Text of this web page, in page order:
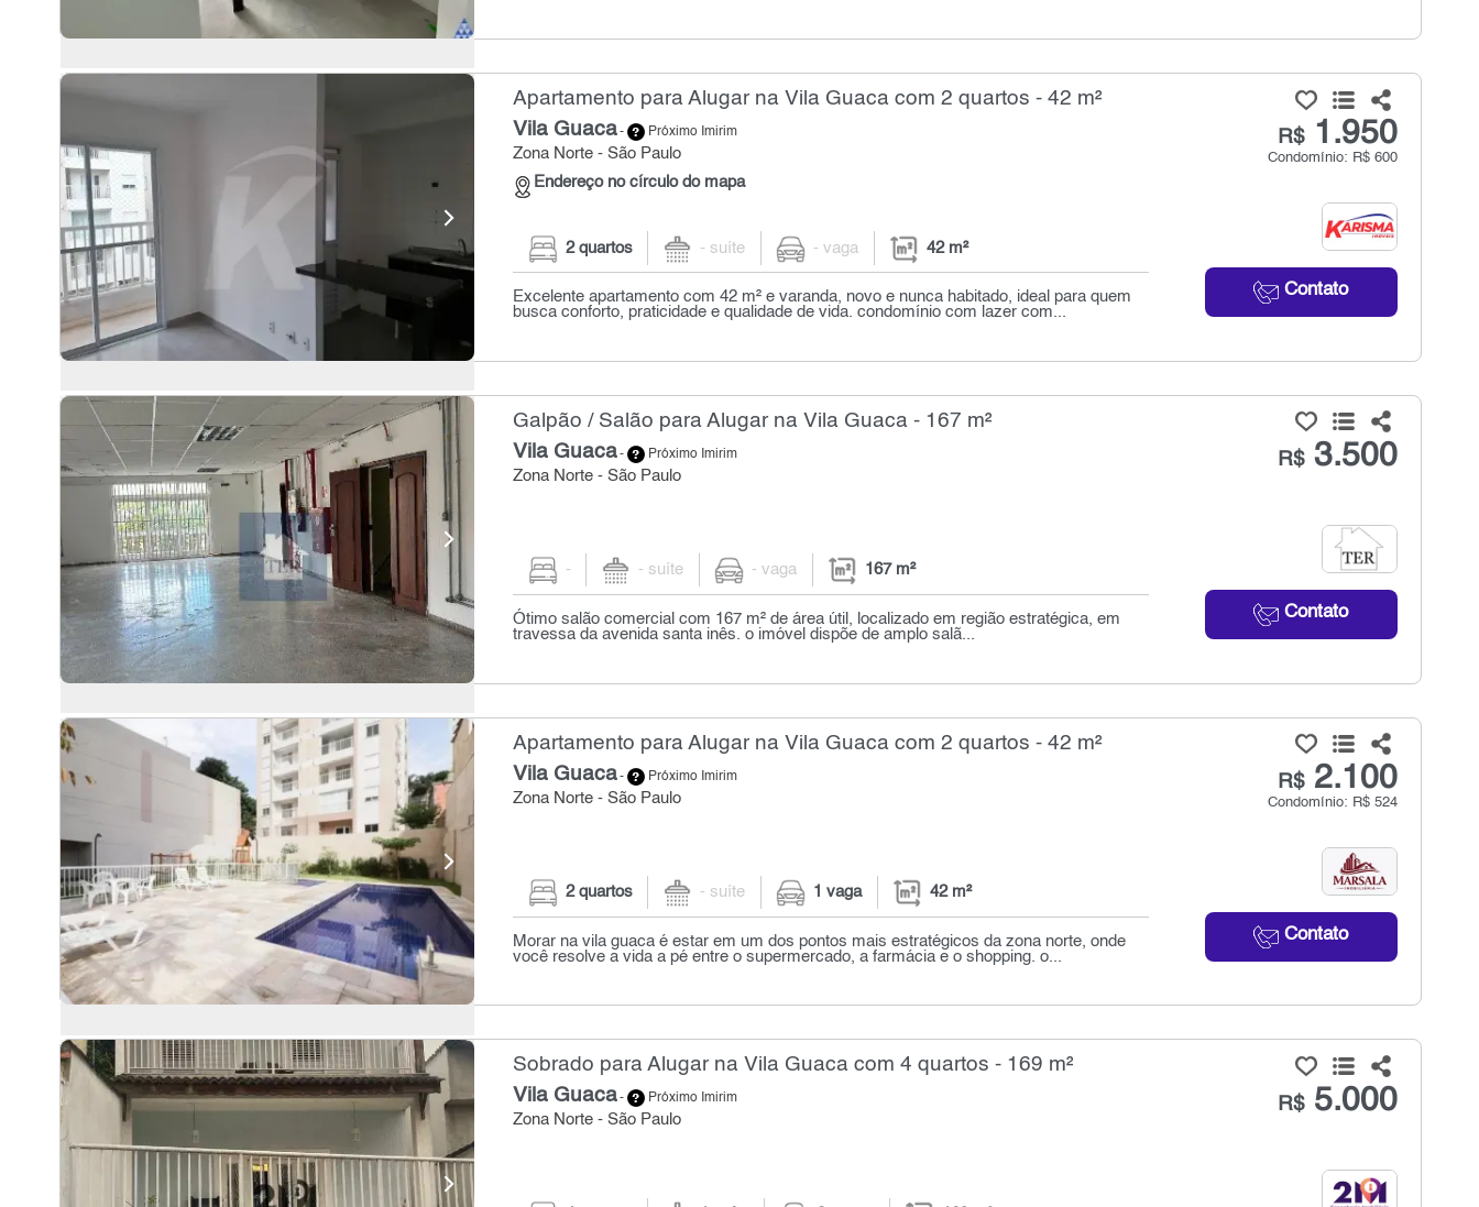
Apartamento para Alugar na Vila Guaca com 2 quartos - 42 m²
Vila Guaca- Próximo Imirim
Zona Norte - São Paulo
Endereço no círculo do mapa
R$1.950
Condomínio: R$ 600
Contato
2 quartos - suíte - vaga 42 m²
Excelente apartamento com 42 m² e varanda, novo e nunca habitado, ideal para quem
busca conforto, praticidade e qualidade de vida. condomínio com lazer com...
Galpão / Salão para Alugar na Vila Guaca - 167 m²
Vila Guaca- Próximo Imirim
Zona Norte - São Paulo
R$3.500
Contato
- - suíte - vaga 167 m²
Ótimo salão comercial com 167 m² de área útil, localizado em região estratégica, em
travessa da avenida santa inês. o imóvel dispõe de amplo salã...
Apartamento para Alugar na Vila Guaca com 2 quartos - 42 m²
Vila Guaca- Próximo Imirim
Zona Norte - São Paulo
R$2.100
Condomínio: R$ 524
Contato
2 quartos - suíte 1 vaga 42 m²
Morar na vila guaca é estar em um dos pontos mais estratégicos da zona norte, onde
você resolve a vida a pé entre o supermercado, a farmácia e o shopping. o...
Sobrado para Alugar na Vila Guaca com 4 quartos - 169 m²
Vila Guaca- Próximo Imirim
Zona Norte - São Paulo
R$5.000